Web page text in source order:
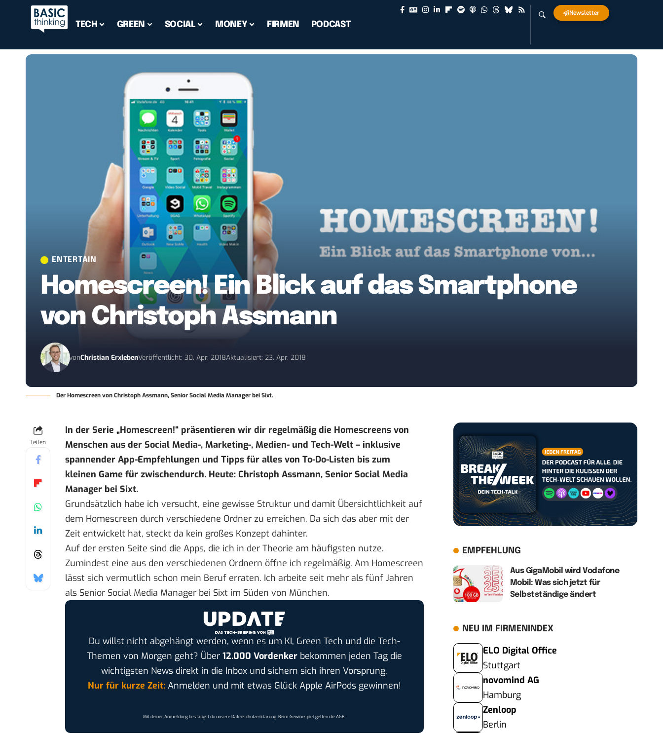
TECH GREEN SOCIAL MONEY FIRMEN PODCAST
Newsletter
ENTERTAIN
Homescreen! Ein Blick auf das Smartphone
von Christoph Assmann
vonChristian ErxlebenVeröffentlicht: 30. Apr. 2018Aktualisiert: 23. Apr. 2018
Der Homescreen von Christoph Assmann, Senior Social Media Manager bei Sixt.
Teilen
In der Serie „Homescreen!“ präsentieren wir dir regelmäßig die Homescreens von
Menschen aus der Social Media-, Marketing-, Medien- und Tech-Welt – inklusive
spannender App-Empfehlungen und Tipps für alles von To-Do-Listen bis zum
kleinen Game für zwischendurch. Heute: Christoph Assmann, Senior Social Media
Manager bei Sixt.
Grundsätzlich habe ich versucht, eine gewisse Struktur und damit Übersichtlichkeit auf
dem Homescreen durch verschiedene Ordner zu erreichen. Da sich das aber mit der
Zeit entwickelt hat, steckt da kein großes Konzept dahinter.
Auf der ersten Seite sind die Apps, die ich in der Theorie am häufigsten nutze.
Zumindest eine aus den verschiedenen Ordnern öffne ich regelmäßig. Am Homescreen
lässt sich vermutlich schon mein Beruf erraten. Ich arbeite seit mehr als fünf Jahren
als Senior Social Media Manager bei Sixt im Süden von München.
Du willst nicht abgehängt werden, wenn es um KI, Green Tech und die Tech-
Themen von Morgen geht? Über 12.000 Vordenkerbekommen jeden Tag die
wichtigsten News direkt in die Inbox und sichern sich ihren Vorsprung.
Nur für kurze Zeit:Anmelden und mit etwas Glück Apple AirPods gewinnen!
Mit deiner Anmeldung bestätigst du unsereDatenschutzerklärung. Beim Gewinnspiel gelten dieAGB.
EMPFEHLUNG
Aus GigaMobil wird Vodafone
Mobil: Was sich jetzt für
Selbstständige ändert
NEU IM FIRMENINDEX
ELO Digital Office
Stuttgart
novomind AG
Hamburg
Zenloop
Berlin